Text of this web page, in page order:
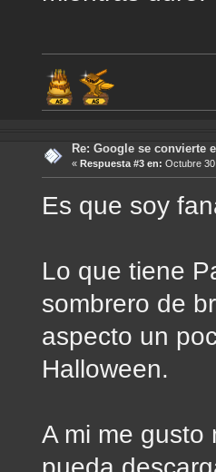
Re: Google se convierte
« Respuesta #3 en: Octubre
Es que soy
Lo que tiene
sombrero de
aspecto un
Halloween.
A mi me gusto